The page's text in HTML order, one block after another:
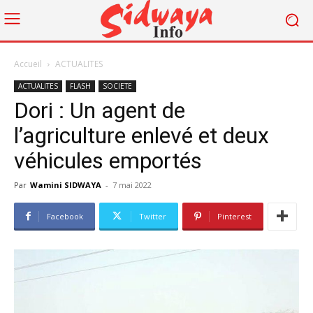
Accueil ACTUALITES
ACTUALITES FLASH SOCIETE
Dori : Un agent de
l’agriculture enlevé et deux
véhicules emportés
Par Wamini SIDWAYA - 7 mai 2022
Facebook Twitter Pinterest